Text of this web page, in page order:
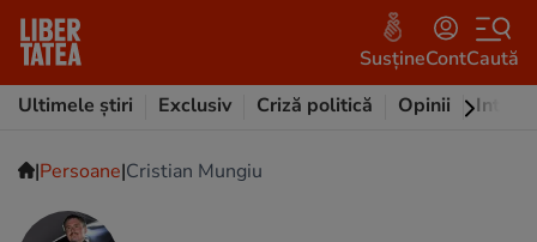
SusțineContCaută
Ultimele știri
Exclusiv Criză politică Opinii
|Persoane|Cristian Mungiu